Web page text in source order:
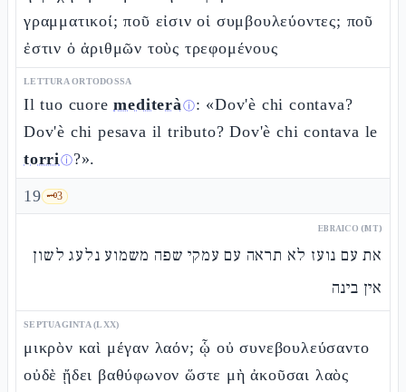
γραμματικοί; ποῦ εἰσιν οἱ συμβουλεύοντες; ποῦ
ἐστιν ὁ ἀριθμῶν τοὺς τρεφομένους
LETTURA ORTODOSSA
Il tuo cuoremediteràⓘ: «Dov'è chi contava?
Dov'è chi pesava il tributo? Dov'è chi contava le
torriⓘ?».
19 🗝️3
EBRAICO (MT)
את עם נועז לא תראה עם עמקי שפה משמוע נלעג לשון
אין בינה
SEPTUAGINTA (LXX)
μικρὸν καὶ μέγαν λαόν; ᾧ οὐ συνεβουλεύσαντο
οὐδὲ ᾔδει βαθύφωνον ὥστε μὴ ἀκοῦσαι λαὸς